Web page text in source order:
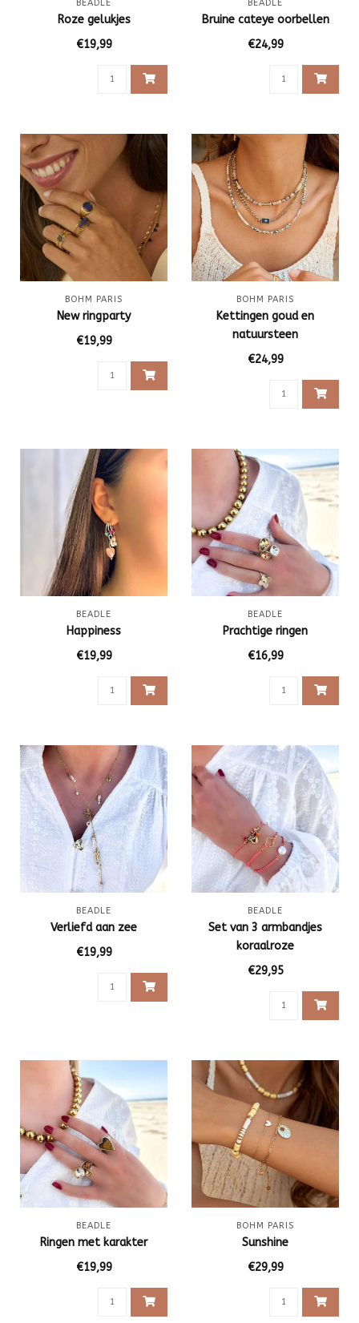
BEADLE
Roze gelukjes
€19,99
BEADLE
Bruine cateye oorbellen
€24,99
BOHM PARIS
New ringparty
€19,99
BOHM PARIS
Kettingen goud en
natuursteen
€24,99
BEADLE
Happiness
€19,99
BEADLE
Prachtige ringen
€16,99
BEADLE
Verliefd aan zee
€19,99
BEADLE
Set van 3 armbandjes
koraalroze
€29,95
BEADLE
Ringen met karakter
€19,99
BOHM PARIS
Sunshine
€29,99